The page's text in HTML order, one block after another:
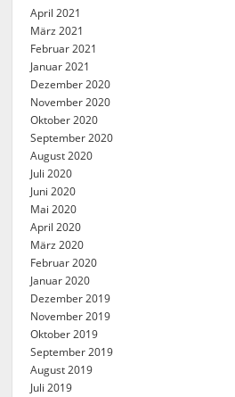
April 2021
März 2021
Februar 2021
Januar 2021
Dezember 2020
November 2020
Oktober 2020
September 2020
August 2020
Juli 2020
Juni 2020
Mai 2020
April 2020
März 2020
Februar 2020
Januar 2020
Dezember 2019
November 2019
Oktober 2019
September 2019
August 2019
Juli 2019